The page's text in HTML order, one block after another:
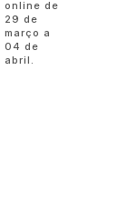
online de
29 de
março a
04 de
abril.